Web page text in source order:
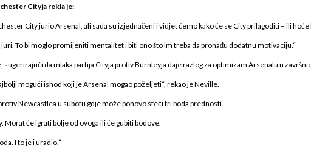
Cityja rekla je:
City jurio Arsenal, ali sada su izjednačeni i vidjet ćemo kako će se City prilagoditi – ili
To bi moglo promijeniti mentalitet i biti ono što im treba da pronađu dodatnu motivaciju.“
da mlaka partija Cityja protiv Burnleyja daje razlog za optimizam Arsenalu u
mogući ishod koji je Arsenal mogao poželjeti“, rekao je Neville.
Newcastlea u subotu gdje može ponovo steći tri boda prednosti.
će igrati bolje od ovoga ili će gubiti bodove.
I to je i uradio.“